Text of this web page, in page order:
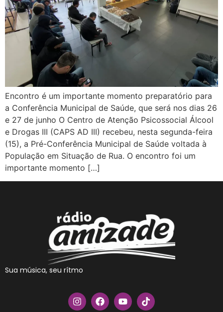
Encontro é um importante momento preparatório para
a Conferência Municipal de Saúde, que será nos dias 26
e 27 de junho O Centro de Atenção Psicossocial Álcool
e Drogas III (CAPS AD III) recebeu, nesta segunda-feira
(15), a Pré-Conferência Municipal de Saúde voltada à
População em Situação de Rua. O encontro foi um
importante momento […]
Sua música, seu rítmo